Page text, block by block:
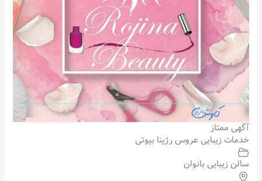
آگهی ممتاز
خدمات زیبایی عروس رژینا بیوتی
سالن زیبایی بانوان